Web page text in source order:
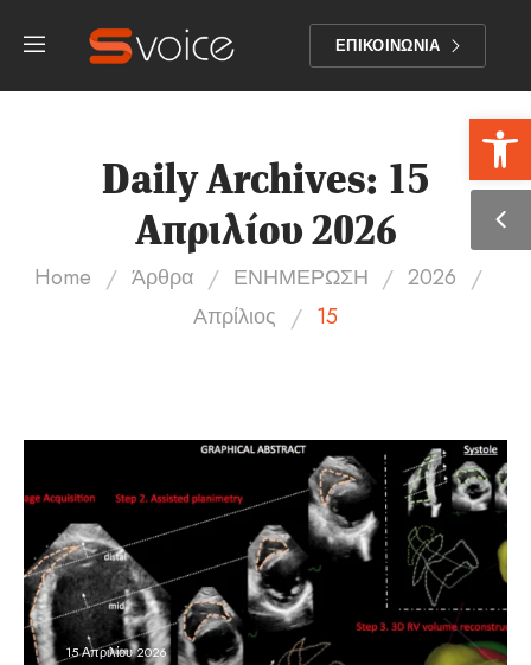
ΕΠΙΚΟΙΝΩΝΙΑ
Daily Archives: 15
Απριλίου 2026
Home / Άρθρα / ΕΝΗΜΕΡΩΣΗ / 2026 /
Απρίλιος / 15
15 Απριλίου 2026